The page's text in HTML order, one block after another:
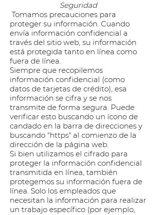
Seguridad
Tomamos precauciones para
proteger su información. Cuando
envía información confidencial a
través del sitio web, su información
está protegida tanto en línea como
fuera de línea.
Siempre que recopilemos
información confidencial (como
datos de tarjetas de crédito), esa
información se cifra y se nos
transmite de forma segura. Puede
verificar esto buscando un ícono de
candado en la barra de direcciones y
buscando "https" al comienzo de la
dirección de la página web.
Si bien utilizamos el cifrado para
proteger la información confidencial
transmitida en línea, también
protegemos su información fuera de
línea. Solo los empleados que
necesitan la información para realizar
un trabajo específico (por ejemplo,